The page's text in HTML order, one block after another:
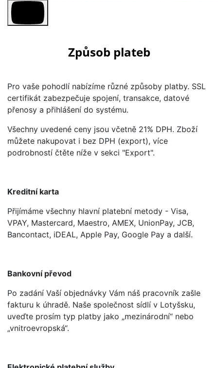
Způsob plateb
Pro vaše pohodlí nabízíme různé způsoby platby. SSL
certifikát zabezpečuje spojení, transakce, datové
přenosy a přihlášení do systému.
Všechny uvedené ceny jsou včetně 21% DPH. Zboží
můžete nakupovat i bez DPH (export), více
podrobností čtěte níže v sekci "Export".
Kreditní karta
Přijímáme všechny hlavní platební metody - Visa,
VPAY, Mastercard, Maestro, AMEX, UnionPay, JCB,
Bancontact, iDEAL, Apple Pay, Google Pay a další.
Bankovní převod
Po zadání Vaší objednávky Vám náš pracovník zašle
fakturu k úhradě. Naše společnost sídlí v Lotyšsku,
uveďte prosím typ platby jako „mezinárodní“ nebo
„vnitroevropská“.